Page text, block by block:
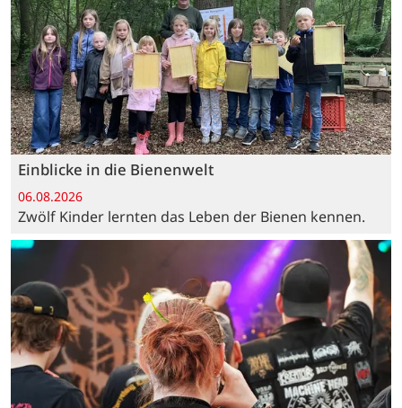
Einblicke in die Bienenwelt
06.08.2026
Zwölf Kinder lernten das Leben der Bienen kennen.